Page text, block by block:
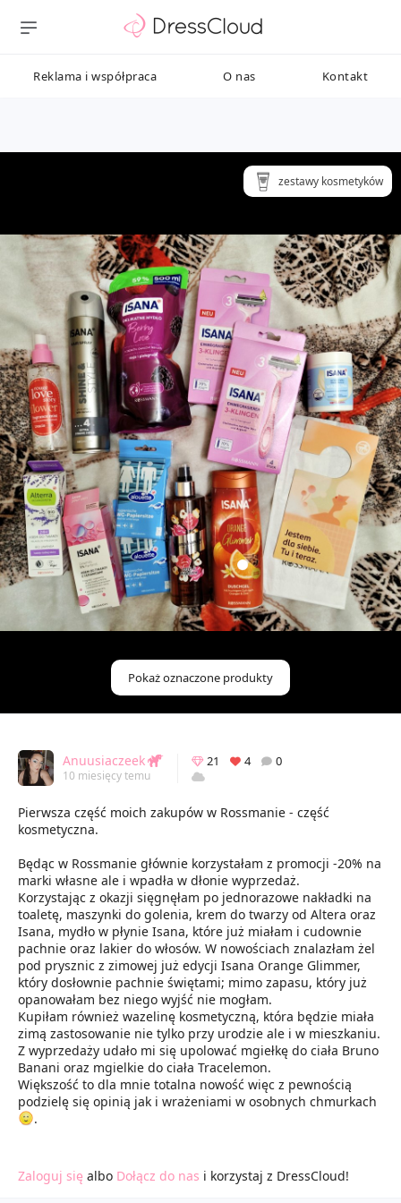
Reklama i współpraca O nas Kontakt
Pokaż oznaczone produkty
zestawy kosmetyków
Anuusiaczeek
10 miesięcy temu
21 4 0
Pierwsza część moich zakupów w Rossmanie - część
kosmetyczna.
Będąc w Rossmanie głównie korzystałam z promocji -20% na
marki własne ale i wpadła w dłonie wyprzedaż.
Korzystając z okazji sięgnęłam po jednorazowe nakładki na
toaletę, maszynki do golenia, krem do twarzy od Altera oraz
Isana, mydło w płynie Isana, które już miałam i cudownie
pachnie oraz lakier do włosów. W nowościach znalazłam żel
pod prysznic z zimowej już edycji Isana Orange Glimmer,
który dosłownie pachnie świętami; mimo zapasu, który już
opanowałam bez niego wyjść nie mogłam.
Kupiłam również wazelinę kosmetyczną, która będzie miała
zimą zastosowanie nie tylko przy urodzie ale i w mieszkaniu.
Z wyprzedaży udało mi się upolować mgiełkę do ciała Bruno
Banani oraz mgielkie do ciała Tracelemon.
Większość to dla mnie totalna nowość więc z pewnością
podzielę się opinią jak i wrażeniami w osobnych chmurkach
.
Zaloguj się albo Dołącz do nas i korzystaj z DressCloud!